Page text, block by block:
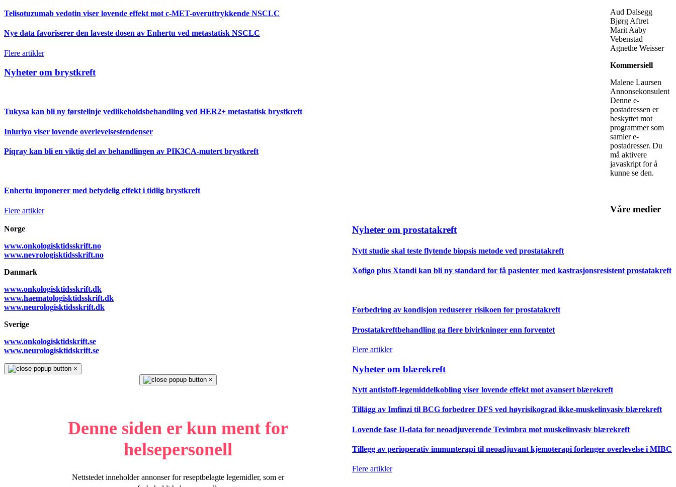
Telisotuzumab vedotin viser lovende effekt mot c-MET-overuttrykkende NSCLC
Nye data favoriserer den laveste dosen av Enhertu ved metastatisk NSCLC
Flere artikler
Nyheter om brystkreft
Tukysa kan bli ny førstelinje vedlikeholdsbehandling ved HER2+ metastatisk brystkreft
Inluriyo viser lovende overlevelsestendenser
Piqray kan bli en viktig del av behandlingen av PIK3CA-mutert brystkreft
Enhertu imponerer med betydelig effekt i tidlig brystkreft
Flere artikler
Nyheter om prostatakreft
Nytt studie skal teste flytende biopsis metode ved prostatakreft
Xofigo plus Xtandi kan bli ny standard for få pasienter med kastrasjonsresistent prostatakreft
Forbedring av kondisjon reduserer risikoen for prostatakreft
Prostatakreftbehandling ga flere bivirkninger enn forventet
Flere artikler
Nyheter om blærekreft
Nytt antistoff-legemiddelkobling viser lovende effekt mot avansert blærekreft
Tillägg av Imfinzi til BCG forbedrer DFS ved høyrisikograd ikke-muskelinvasiv blærekreft
Lovende fase II-data for neoadjuverende Tevimbra mot muskelinvasiv blærekreft
Tillegg av perioperativ immunterapi til neoadjuvant kjemoterapi forlenger overlevelse i MIBC
Flere artikler
Aud Dalsegg
Bjørg Aftret
Marit Aaby
Vebenstad
Agnethe Weisser
Kommersiell
Malene Laursen
Annonsekonsulent
Denne e-
postadressen er
beskyttet mot
programmer som
samler e-
postadresser. Du
må aktivere
javaskript for å
kunne se den.
Våre medier
Norge
www.onkologisktidsskrift.no
www.nevrologisktidsskrift.no
Danmark
www.onkologisktidsskrift.dk
www.haematologisktidsskrift.dk
www.neurologisktidsskrift.dk
Sverige
www.onkologisktidskrift.se
www.neurologisktidskrift.se
×
×
Denne siden er kun ment for
helsepersonell
Nettstedet inneholder annonser for reseptbelagte legemidler, som er